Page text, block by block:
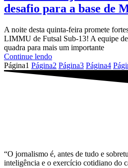
desafio para a base de
A noite desta quinta-feira promete
LIMMU de Futsal Sub-13! A equipe
quadra para mais um importante
Continue lendo
Página1 Página2 Página3 Página4
“O jornalismo é, antes de tudo e
inteligência e o exercício cotidiano do